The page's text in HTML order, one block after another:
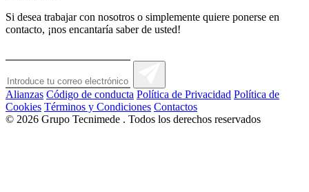
Si desea trabajar con nosotros o simplemente quiere ponerse en
contacto, ¡nos encantaría saber de usted!
Alianzas Código de conducta Política de Privacidad Política de
Cookies Términos y Condiciones Contactos
© 2026 Grupo Tecnimede . Todos los derechos reservados